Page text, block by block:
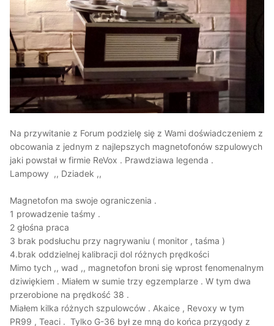
Na przywitanie z Forum podzielę się z Wami doświadczeniem z
obcowania z jednym z najlepszych magnetofonów szpulowych
jaki powstał w firmie ReVox . Prawdziawa legenda .
Lampowy ,, Dziadek ,,
Magnetofon ma swoje ograniczenia .
1 prowadzenie taśmy .
2 głośna praca
3 brak podsłuchu przy nagrywaniu ( monitor , taśma )
4.brak oddzielnej kalibracji dol różnych prędkości
Mimo tych ,, wad ,, magnetofon broni się wprost fenomenalnym
dziwiękiem . Miałem w sumie trzy egzemplarze . W tym dwa
przerobione na prędkość 38 .
Miałem kilka różnych szpulowców . Akaice , Revoxy w tym
PR99 , Teaci . Tylko G-36 był ze mną do końca przygody z